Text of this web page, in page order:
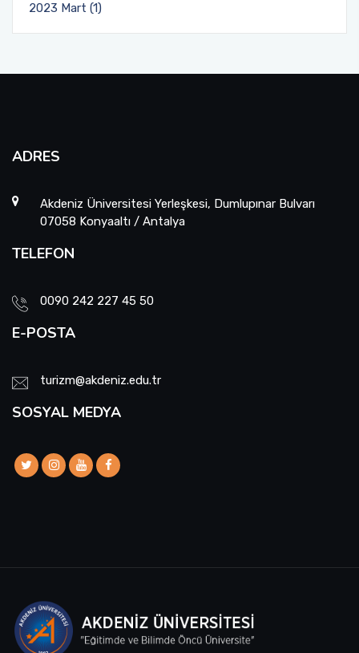
2023 Mart (1)
ADRES
Akdeniz Üniversitesi Yerleşkesi, Dumlupınar Bulvarı
07058 Konyaaltı / Antalya
TELEFON
0090 242 227 45 50
E-POSTA
turizm@akdeniz.edu.tr
SOSYAL MEDYA